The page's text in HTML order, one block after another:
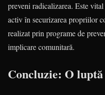
preveni radicalizarea. Este
activ în securizarea propriilor
realizat prin programe de
implicare comunitară.
Concluzie: O